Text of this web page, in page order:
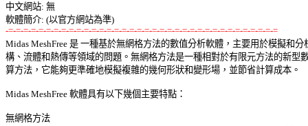
中文網站: 無
-=-=-=-=-=-=-=-=-=-=-=-=-=-=-=-=-=-=-=-=-=-=-=-=-=-=-=-=-=-=-=-=-=-=-=-=
Midas MeshFree 是 一種基於無網格方法的數值分析軟體，主要用於模擬和分
構、流體和熱傳等領域的問題。無網格方法是一種相對於有限元方法的新型
算方法，它能夠更準確地模擬複雜的幾何形狀和變形場，並節省計算成本。
Midas MeshFree 軟體具有以下幾個主要特點：
無網格方法